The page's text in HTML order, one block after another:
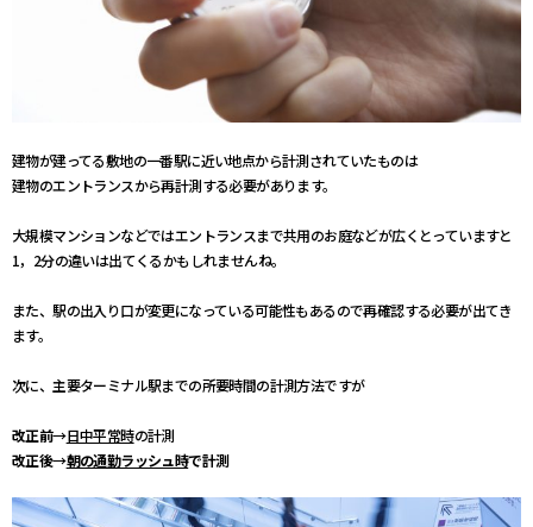
建物が建ってる敷地の一番駅に近い地点から計測されていたものは
建物のエントランスから再計測する必要があります。
大規模マンションなどではエントランスまで共用のお庭などが広くとっていますと
1，2分の違いは出てくるかもしれませんね。
また、駅の出入り口が変更になっている可能性もあるので再確認する必要が出てき
ます。
次に、主要ターミナル駅までの所要時間の計測方法ですが
改正前→日中平常時の計測
改正後→朝の通勤ラッシュ時で計測